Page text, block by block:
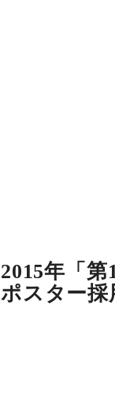
2015年「
ポスター採